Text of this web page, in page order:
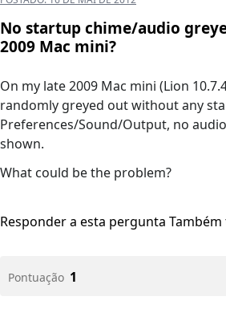
No startup chime/audio
2009 Mac mini?
On my late 2009 Mac mini (Lion
randomly greyed out without any
Preferences/Sound/Output, no
shown.
What could be the problem?
Responder a esta pergunta
Pontuação 1